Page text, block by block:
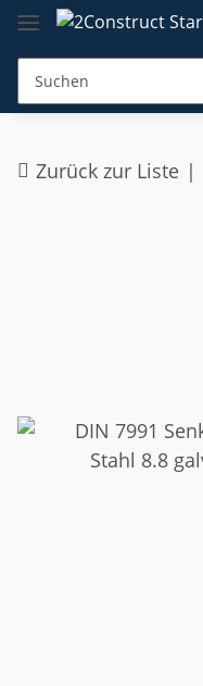
Zurück zur Liste